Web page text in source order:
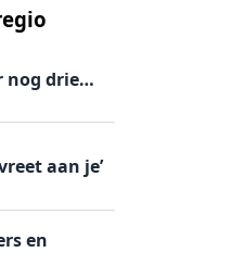
nog drie…
aan je’
en